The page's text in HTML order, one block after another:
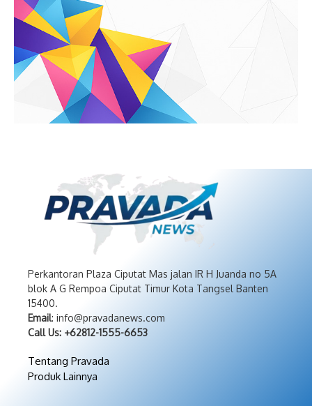
Perkantoran Plaza Ciputat Mas jalan IR H Juanda no 5A
blok A G Rempoa Ciputat Timur Kota Tangsel Banten
15400.
Email: info@pravadanews.com
Call Us: +62812-1555-6653
Tentang Pravada
Produk Lainnya